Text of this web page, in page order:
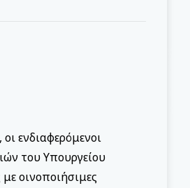
ενδιαφερόμενοι
του Υπουργείου
οινοποιήσιμες